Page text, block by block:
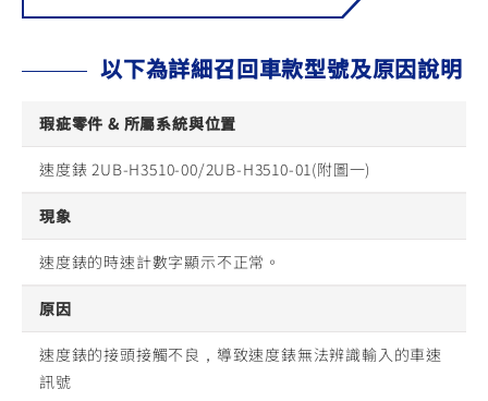
150
03
150
RS NEO
125
以下為詳細召回車款型號及原因說明
瑕疵零件 & 所屬系統與位置
速度錶 2UB-H3510-00/2UB-H3510-01(附圖一)
現象
速度錶的時速計數字顯示不正常。
原因
速度錶的接頭接觸不良，導致速度錶無法辨識輸入的車速
訊號